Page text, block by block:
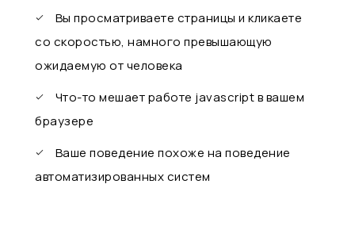
Вы просматриваете страницы и кликаете
со скоростью, намного превышающую
ожидаемую от человека
Что-то мешает работе javascript в вашем
браузере
Ваше поведение похоже на поведение
автоматизированных систем